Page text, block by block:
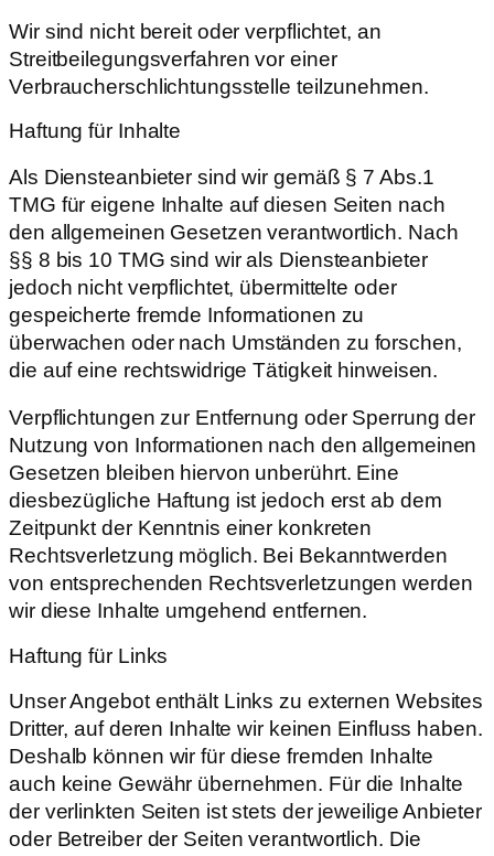
Wir sind nicht bereit oder verpflichtet, an
Streitbeilegungsverfahren vor einer
Verbraucherschlichtungsstelle teilzunehmen.
Haftung für Inhalte
Als Diensteanbieter sind wir gemäß § 7 Abs.1
TMG für eigene Inhalte auf diesen Seiten nach
den allgemeinen Gesetzen verantwortlich. Nach
§§ 8 bis 10 TMG sind wir als Diensteanbieter
jedoch nicht verpflichtet, übermittelte oder
gespeicherte fremde Informationen zu
überwachen oder nach Umständen zu forschen,
die auf eine rechtswidrige Tätigkeit hinweisen.
Verpflichtungen zur Entfernung oder Sperrung der
Nutzung von Informationen nach den allgemeinen
Gesetzen bleiben hiervon unberührt. Eine
diesbezügliche Haftung ist jedoch erst ab dem
Zeitpunkt der Kenntnis einer konkreten
Rechtsverletzung möglich. Bei Bekanntwerden
von entsprechenden Rechtsverletzungen werden
wir diese Inhalte umgehend entfernen.
Haftung für Links
Unser Angebot enthält Links zu externen Websites
Dritter, auf deren Inhalte wir keinen Einfluss haben.
Deshalb können wir für diese fremden Inhalte
auch keine Gewähr übernehmen. Für die Inhalte
der verlinkten Seiten ist stets der jeweilige Anbieter
oder Betreiber der Seiten verantwortlich. Die